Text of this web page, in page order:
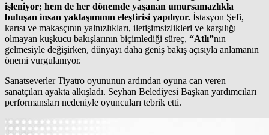
işleniyor; hem de her dönemde yaşanan umursamazlıkla
buluşan insan yaklaşımının eleştirisi yapılıyor. İstasyon Şefi,
karısı ve makasçının yalnızlıkları, iletişimsizlikleri ve karşılığı
olmayan kuşkucu bakışlarının biçimlediği süreç, “Atlı”nın
gelmesiyle değişirken, dünyayı daha geniş bakış açısıyla anlamanın
önemi vurgulanıyor.
Sanatseverler Tiyatro oyununun ardından oyuna can veren
sanatçıları ayakta alkışladı. Seyhan Belediyesi Başkan yardımcıları
performansları nedeniyle oyuncuları tebrik etti.